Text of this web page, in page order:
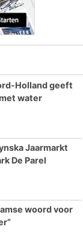
Holland geeft
water
Jaarmarkt
De Parel
woord voor